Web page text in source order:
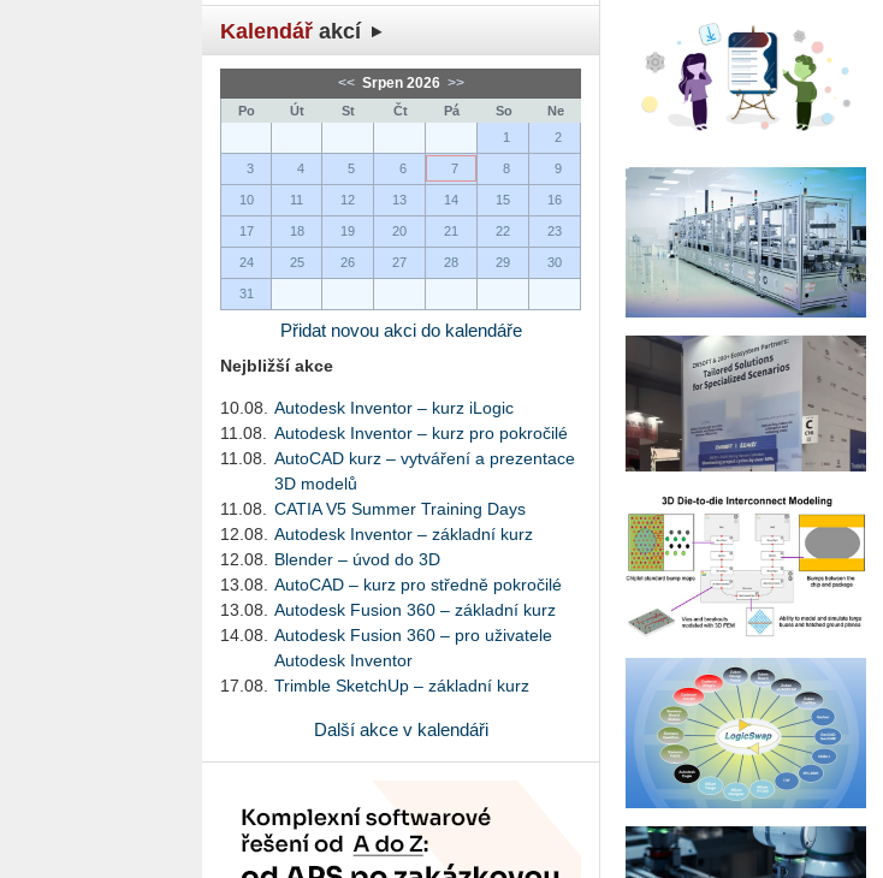
Kalendář akcí
<< Srpen 2026 >>
Po Út St Čt Pá So
Ne
1
2
3 4 5 6 7 8 9
10 11 12 13 14 15 16
17 18 19 20 21 22 23
24 25 26 27 28 29 30
31
Přidat novou akci do kalendáře
Nejbližší akce
10.08.
Autodesk Inventor – kurz iLogic
11.08.
Autodesk Inventor – kurz pro pokročilé
11.08.
AutoCAD kurz – vytváření a prezentace
3D modelů
11.08.
CATIA V5 Summer Training Days
12.08.
Autodesk Inventor – základní kurz
12.08.
Blender – úvod do 3D
13.08.
AutoCAD – kurz pro středně pokročilé
13.08.
Autodesk Fusion 360 – základní kurz
14.08.
Autodesk Fusion 360 – pro uživatele
Autodesk Inventor
17.08.
Trimble SketchUp – základní kurz
Další akce v kalendáři